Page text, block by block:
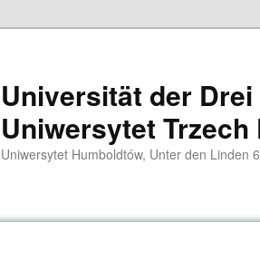
Universität der
Uniwersytet Trzech
Uniwersytet Humboldtów, Unter den Linden